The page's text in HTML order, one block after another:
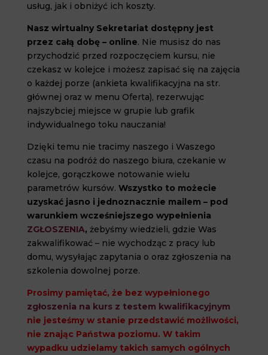
usług, jak i obniżyć ich koszty.
Nasz wirtualny Sekretariat dostępny jest
przez całą dobę – online. Nie musisz do nas
przychodzić przed rozpoczęciem kursu, nie
czekasz w kolejce i możesz zapisać się na zajęcia
o każdej porze (ankieta kwalifikacyjna na str.
głównej oraz w menu Oferta), rezerwując
najszybciej miejsce w grupie lub grafik
indywidualnego toku nauczania!
Dzięki temu nie tracimy naszego i Waszego
czasu na podróż do naszego biura, czekanie w
kolejce, gorączkowe notowanie wielu
parametrów kursów. Wszystko to możecie
uzyskać jasno i jednoznacznie mailem – pod
warunkiem wcześniejszego wypełnienia
ZGŁOSZENIA, żebyśmy wiedzieli, gdzie Was
zakwalifikować – nie wychodząc z pracy lub
domu, wysyłając zapytania o oraz zgłoszenia na
szkolenia dowolnej porze.
Prosimy pamiętać, że bez wypełnionego
zgłoszenia na kurs z testem kwalifikacyjnym
nie jesteśmy w stanie przedstawić możliwości,
nie znając Państwa poziomu. W takim
wypadku udzielamy takich samych ogólnych